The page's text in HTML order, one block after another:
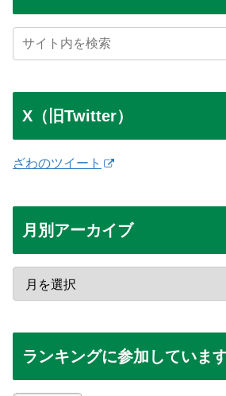
X（旧Twitter）
ざわのツイート
月別アーカイブ
ランキングに参加していま